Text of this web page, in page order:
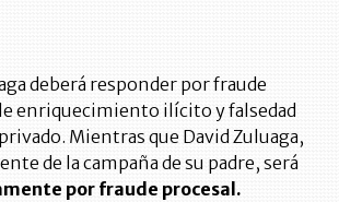
deberá responder por fraude
enriquecimiento ilícito y falsedad
Mientras que David Zuluaga,
de la campaña de su padre, será
por fraude procesal.